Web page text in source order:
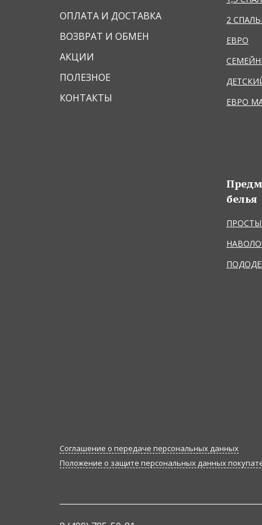
ОПЛАТА И ДОСТАВКА
ВОЗВРАТ И ОБМЕН
АКЦИИ
ПОЛЕЗНОЕ
КОНТАКТЫ
2
ЕВРО
ЕВРО
белья
Соглашение о передаче персональных данных
Положение о защите персональных данных